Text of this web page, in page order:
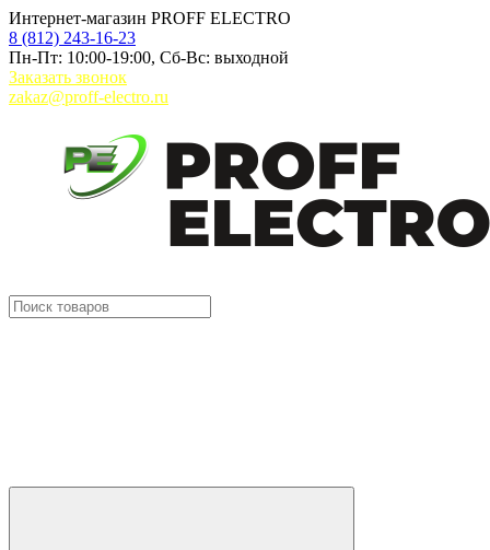
Интернет-магазин PROFF ELECTRO
8 (812) 243-16-23
Пн-Пт: 10:00-19:00, Сб-Вс: выходной
Заказать звонок
zakaz@proff-electro.ru